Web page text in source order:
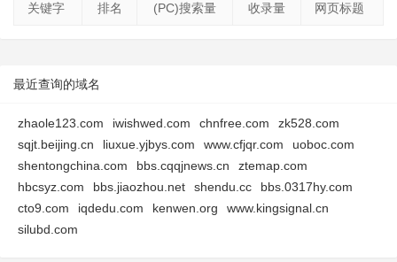
关键字 排名 (PC)搜索量 收录量 网页标题
最近查询的域名
zhaole123.com iwishwed.com chnfree.com
zk528.com
sqjt.beijing.cn
liuxue.yjbys.com www.cfjqr.com
uoboc.com
shentongchina.com
bbs.cqqjnews.cn
ztemap.com
hbcsyz.com
bbs.jiaozhou.net shendu.cc
bbs.0317hy.com
cto9.com
iqdedu.com kenwen.org
www.kingsignal.cn
silubd.com